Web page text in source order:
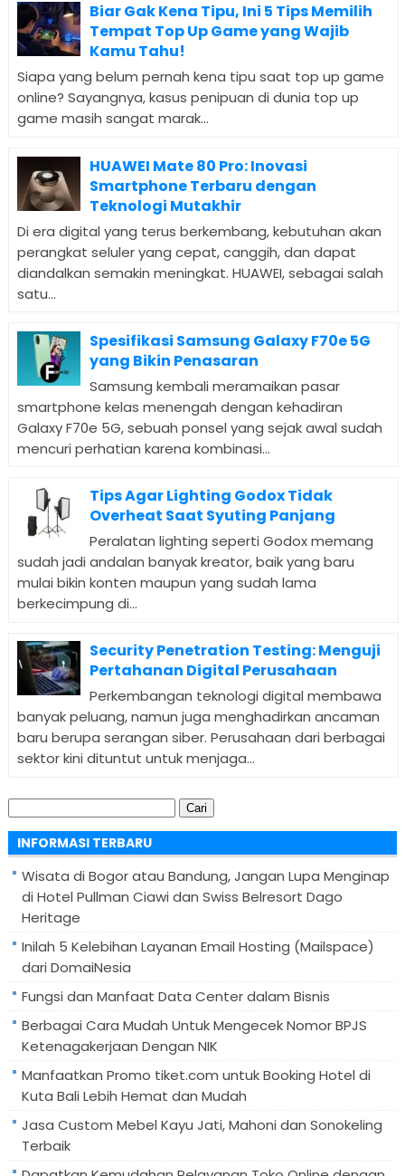
Biar Gak Kena Tipu, Ini 5 Tips Memilih
Tempat Top Up Game yang Wajib
Kamu Tahu!
Siapa yang belum pernah kena tipu saat top up game
online? Sayangnya, kasus penipuan di dunia top up
game masih sangat marak...
HUAWEI Mate 80 Pro: Inovasi
Smartphone Terbaru dengan
Teknologi Mutakhir
Di era digital yang terus berkembang, kebutuhan akan
perangkat seluler yang cepat, canggih, dan dapat
diandalkan semakin meningkat. HUAWEI, sebagai salah
satu...
Spesifikasi Samsung Galaxy F70e 5G
yang Bikin Penasaran
Samsung kembali meramaikan pasar
smartphone kelas menengah dengan kehadiran
Galaxy F70e 5G, sebuah ponsel yang sejak awal sudah
mencuri perhatian karena kombinasi...
Tips Agar Lighting Godox Tidak
Overheat Saat Syuting Panjang
Peralatan lighting seperti Godox memang
sudah jadi andalan banyak kreator, baik yang baru
mulai bikin konten maupun yang sudah lama
berkecimpung di...
Security Penetration Testing: Menguji
Pertahanan Digital Perusahaan
Perkembangan teknologi digital membawa
banyak peluang, namun juga menghadirkan ancaman
baru berupa serangan siber. Perusahaan dari berbagai
sektor kini dituntut untuk menjaga...
Cari
untuk:
INFORMASI TERBARU
Wisata di Bogor atau Bandung, Jangan Lupa Menginap
di Hotel Pullman Ciawi dan Swiss Belresort Dago
Heritage
Inilah 5 Kelebihan Layanan Email Hosting (Mailspace)
dari DomaiNesia
Fungsi dan Manfaat Data Center dalam Bisnis
Berbagai Cara Mudah Untuk Mengecek Nomor BPJS
Ketenagakerjaan Dengan NIK
Manfaatkan Promo tiket.com untuk Booking Hotel di
Kuta Bali Lebih Hemat dan Mudah
Jasa Custom Mebel Kayu Jati, Mahoni dan Sonokeling
Terbaik